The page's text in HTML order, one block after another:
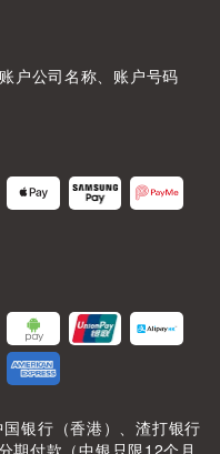
户公司名称、账户号码
银行（香港）、渣打银行
期付款（中银只限12个月